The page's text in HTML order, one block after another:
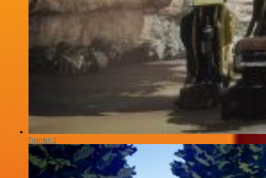
Titanfall 2